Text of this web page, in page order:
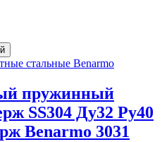
стальные Benarmo
пружинный
SS304 Ду32 Ру40
Benarmo 3031